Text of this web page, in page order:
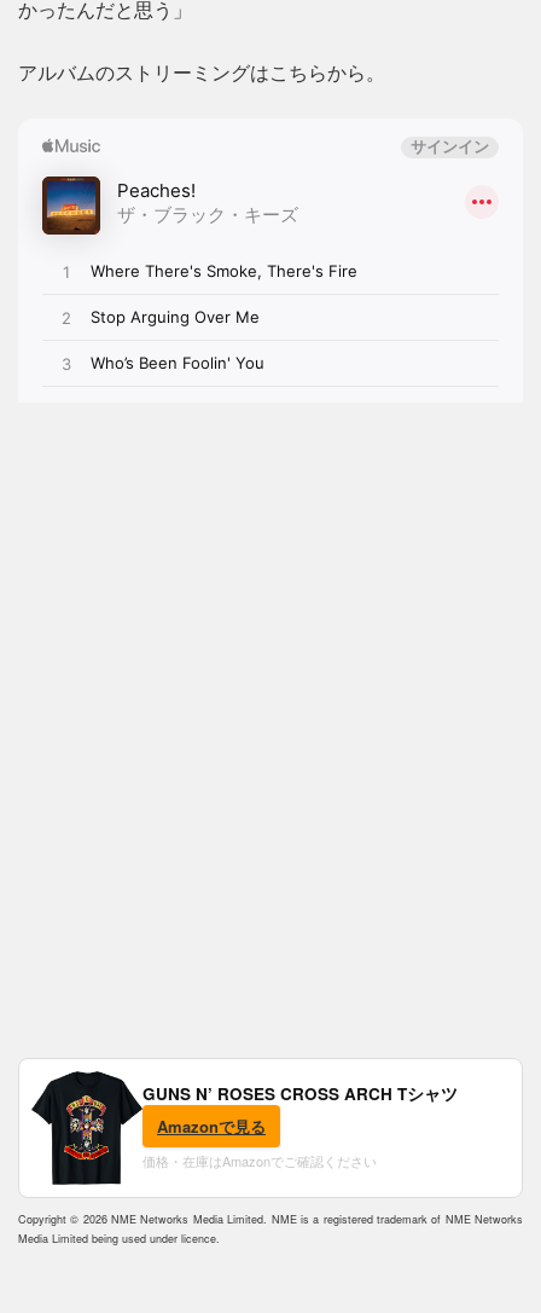
かったんだと思う」
アルバムのストリーミングはこちらから。
GUNS N’ ROSES CROSS ARCH Tシャツ
Amazonで見る
価格・在庫はAmazonでご確認ください
Copyright © 2026 NME Networks Media Limited. NME is a registered trademark of NME Networks
Media Limited being used under licence.